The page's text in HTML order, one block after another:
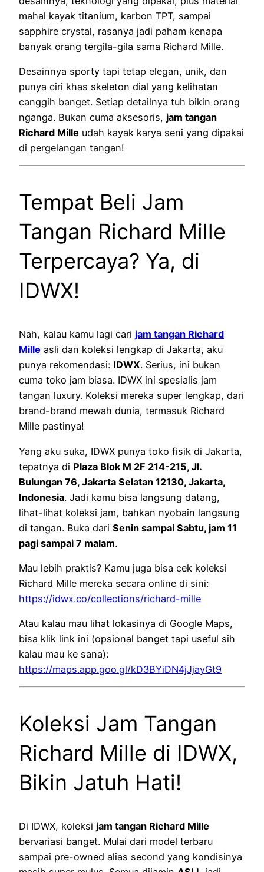
mahal kayak titanium, karbon TPT, sampai
sapphire crystal, rasanya jadi paham kenapa
banyak orang tergila-gila sama Richard Mille.
Desainnya sporty tapi tetap elegan, unik, dan
punya ciri khas skeleton dial yang kelihatan
canggih banget. Setiap detailnya tuh bikin orang
nganga. Bukan cuma aksesoris, jam tangan
Richard Mille udah kayak karya seni yang dipakai
di pergelangan tangan!
Tempat Beli Jam
Tangan Richard Mille
Terpercaya? Ya, di
IDWX!
Nah, kalau kamu lagi cari jam tangan Richard
Mille asli dan koleksi lengkap di Jakarta, aku
punya rekomendasi: IDWX. Serius, ini bukan
cuma toko jam biasa. IDWX ini spesialis jam
tangan luxury. Koleksi mereka super lengkap, dari
brand-brand mewah dunia, termasuk Richard
Mille pastinya!
Yang aku suka, IDWX punya toko fisik di Jakarta,
tepatnya di Plaza Blok M 2F 214-215, Jl.
Bulungan 76, Jakarta Selatan 12130, Jakarta,
Indonesia. Jadi kamu bisa langsung datang,
lihat-lihat koleksi jam, bahkan nyobain langsung
di tangan. Buka dari Senin sampai Sabtu, jam 11
pagi sampai 7 malam.
Mau lebih praktis? Kamu juga bisa cek koleksi
Richard Mille mereka secara online di sini:
https://idwx.co/collections/richard-mille
Atau kalau mau lihat lokasinya di Google Maps,
bisa klik link ini (opsional banget tapi useful sih
kalau mau ke sana):
https://maps.app.goo.gl/kD3BYiDN4jJjayGt9
Koleksi Jam Tangan
Richard Mille di IDWX,
Bikin Jatuh Hati!
Di IDWX, koleksi jam tangan Richard Mille
bervariasi banget. Mulai dari model terbaru
sampai pre-owned alias second yang kondisinya